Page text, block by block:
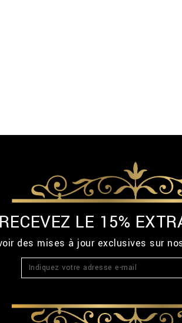
LE 15%
des mises à jour exclusives sur